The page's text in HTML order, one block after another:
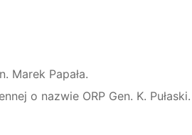
Marek Papała.
o nazwie ORP Gen. K. Pułaski.